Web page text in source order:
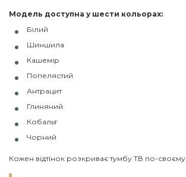
Модель доступна у шести кольорах:
Білий
Шиншила
Кашемір
Попелястий
Антрацит
Глиняний
Кобальт
Чорний
Кожен відтінок розкриває тумбу ТВ по-своєму.